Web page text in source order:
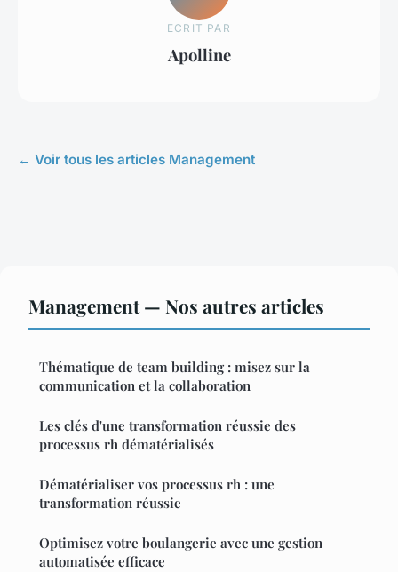
ECRIT PAR
Apolline
← Voir tous les articles Management
Management — Nos autres articles
Thématique de team building : misez sur la
communication et la collaboration
Les clés d'une transformation réussie des
processus rh dématérialisés
Dématérialiser vos processus rh : une
transformation réussie
Optimisez votre boulangerie avec une gestion
automatisée efficace